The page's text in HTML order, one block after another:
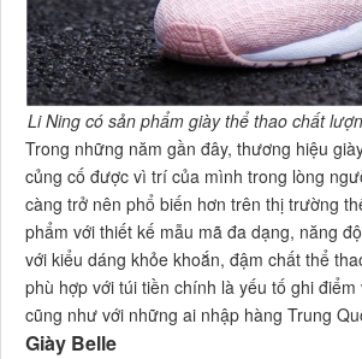
Li Ning có sản phẩm giày thể thao chất
Trong những năm gần đây, thương hiệu
củng cố được vì trí của mình trong lòng
càng trở nên phổ biến hơn trên thị trường
phẩm với thiết kế mẫu mã đa dạng, năng
với kiểu dáng khỏe khoắn, đậm chất thể
phù hợp với túi tiền chính là yếu tố ghi
cũng như với những ai nhập hàng Trung
Giày Belle